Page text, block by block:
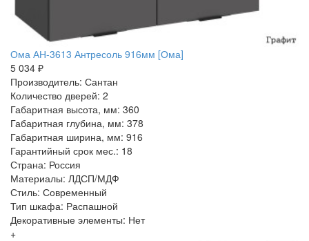
Ома АН-3613 Антресоль 916мм [Ома]
5 034 ₽
Производитель: Сантан
Количество дверей: 2
Габаритная высота, мм: 360
Габаритная глубина, мм: 378
Габаритная ширина, мм: 916
Гарантийный срок мес.: 18
Страна: Россия
Материалы: ЛДСП/МДФ
Стиль: Современный
Тип шкафа: Распашной
Декоративные элементы: Нет
+